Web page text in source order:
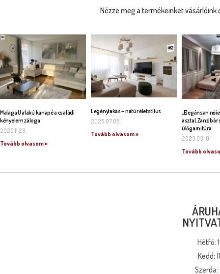
Nézze meg a termékeinket
Malaga U alakú kanapé a családi
kényelem záloga
2025.11.29.
Tovább olvasom »
Legénylakás – natúr életstílus
2025.07.08.
Tovább olvasom »
„Elegánsan
asztal, Zanzibár
ülőgarnitúra
2023.03.10.
Tovább
Hétfő:
Kedd:
Szerda: